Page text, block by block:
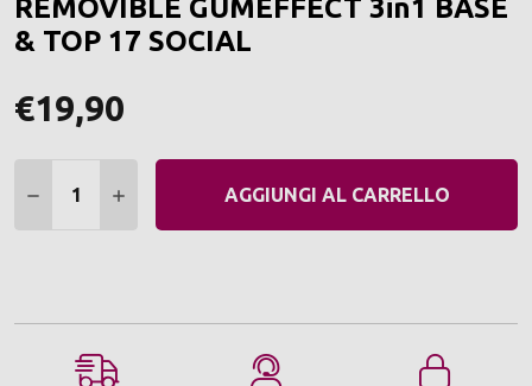
REMOVIBLE GUMEFFECT 3in1 BASE
& TOP 17 SOCIAL
€19,90
DIMINUIRE QUANTITÀ:
AUMENTARE QUANTITÀ:
AGGIUNGI AL CARRELLO